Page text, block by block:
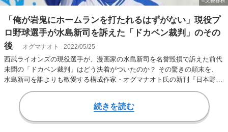
「俺が岩鬼にホームランを打たれるはずがない」現役プ
ロ野球選手が水島新司を訴えた「ドカベン裁判」のその
後
オグマナオト 2022/05/25
西武ライオンズの現役選手が、漫画家の水島新司を名誉毀損で訴えた前代
未聞の「ドカベン裁判」はどう決着がついたのか？ その驚きの顛末を、
水島新司を誰よりも敬愛する構成作家・オグマナオト氏の新刊『日本野球
はいつも水島新司…
続きを読む